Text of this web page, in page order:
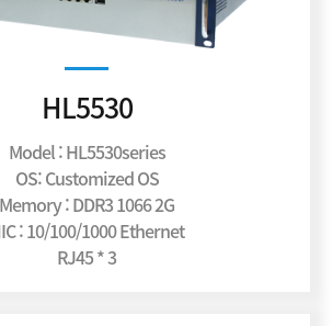
HL5530
Model : HL5530series
OS: Customized OS
Memory : DDR3 1066 2G
: 10/100/1000 Ethernet
RJ45 * 3